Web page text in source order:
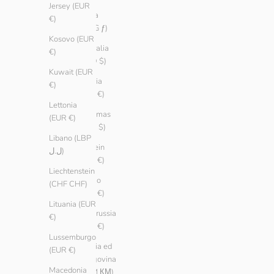
Jersey (EUR
€)
Kosovo (EUR
€)
Kuwait (EUR
€)
Lettonia
(EUR €)
Libano (LBP
ل.ل)
Liechtenstein
(CHF CHF)
Lituania (EUR
€)
Lussemburgo
(EUR €)
Macedonia
Aruba
(AWG ƒ)
Australia
(AUD $)
Austria
(EUR €)
Bahamas
(BSD $)
Bahrein
(EUR €)
Belgio
(EUR €)
Bielorussia
(EUR €)
Bosnia ed
Erzegovina